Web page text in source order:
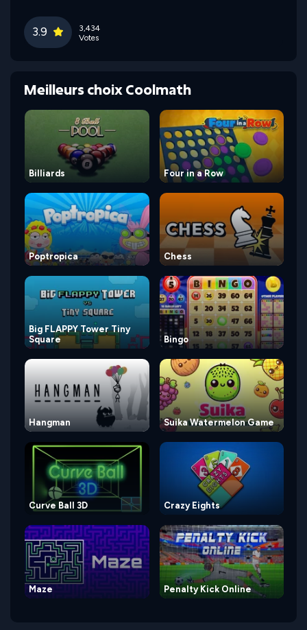
3.9
3,434
Votes
Meilleurs choix Coolmath
Billiards Four in a Row
Poptropica Chess
Big FLAPPY Tower Tiny
Square
Bingo
Hangman Suika Watermelon Game
Curve Ball 3D Crazy Eights
Maze Penalty Kick Online